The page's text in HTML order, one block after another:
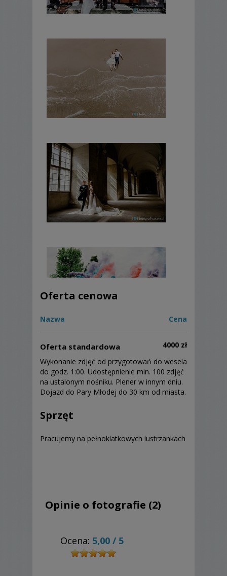
Oferta cenowa
Nazwa Cena
Oferta standardowa
4000 zł
Wykonanie zdjęć od przygotowań do wesela
do godz. 1:00. Udostępnienie min. 100 zdjęć
na ustalonym nośniku. Plener w innym dniu.
Dojazd do Pary Młodej do 30 km od miasta.
Sprzęt
Pracujemy na pełnoklatkowych lustrzankach
Opinie o fotografie (2)
Ocena: 5,00 / 5